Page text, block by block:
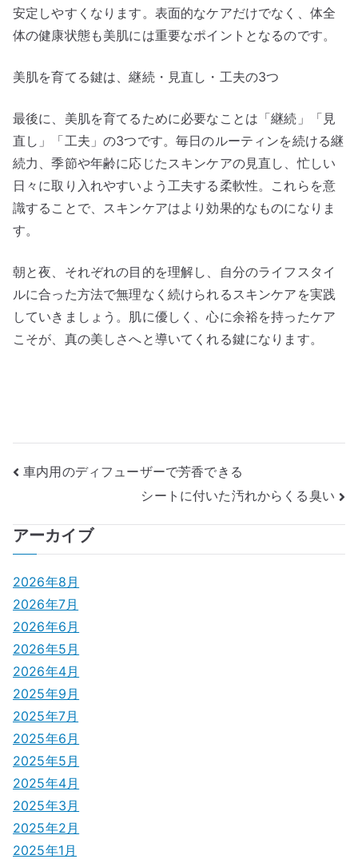
安定しやすくなります。表面的なケアだけでなく、体全
体の健康状態も美肌には重要なポイントとなるのです。
美肌を育てる鍵は、継続・見直し・工夫の3つ
最後に、美肌を育てるために必要なことは「継続」「見
直し」「工夫」の3つです。毎日のルーティンを続ける継
続力、季節や年齢に応じたスキンケアの見直し、忙しい
日々に取り入れやすいよう工夫する柔軟性。これらを意
識することで、スキンケアはより効果的なものになりま
す。
朝と夜、それぞれの目的を理解し、自分のライフスタイ
ルに合った方法で無理なく続けられるスキンケアを実践
していきましょう。肌に優しく、心に余裕を持ったケア
こそが、真の美しさへと導いてくれる鍵になります。
投
ナ
ビ
ゲ
ー
シ
ョ
ン
車内用のディフューザーで芳香できる
シートに付いた汚れからくる臭い
アーカイブ
2026年8月
2026年7月
2026年6月
2026年5月
2026年4月
2025年9月
2025年7月
2025年6月
2025年5月
2025年4月
2025年3月
2025年2月
2025年1月